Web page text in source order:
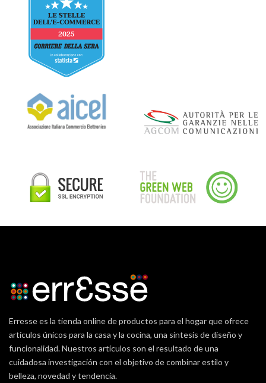
Erresse es la tienda online de productos para el hogar que ofrece
artículos únicos para la casa y la cocina, una síntesis de diseño y
funcionalidad. Nuestros artículos son el resultado de una
cuidadosa investigación con el objetivo de combinar estilo y
belleza, novedad y tendencia.